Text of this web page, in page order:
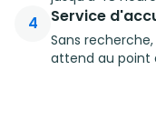
4 Service
Sans
attend au point